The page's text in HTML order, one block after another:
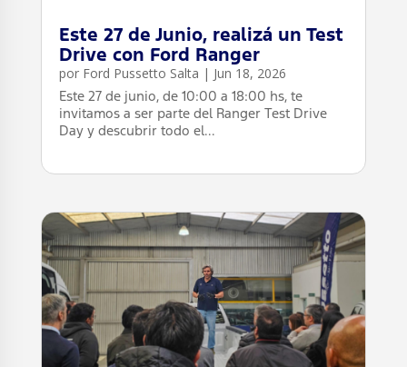
Este 27 de Junio, realizá un Test
Drive con Ford Ranger
por Ford Pussetto Salta | Jun 18, 2026
Este 27 de junio, de 10:00 a 18:00 hs, te
invitamos a ser parte del Ranger Test Drive
Day y descubrir todo el...